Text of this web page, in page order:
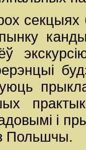
і
Польшчы.